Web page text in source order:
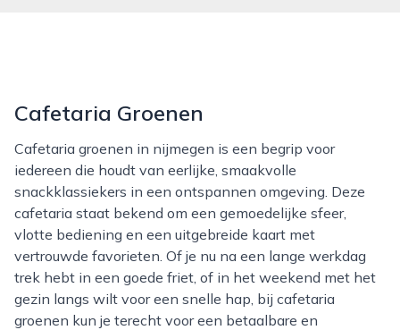
Cafetaria Groenen
Cafetaria groenen in nijmegen is een begrip voor
iedereen die houdt van eerlijke, smaakvolle
snackklassiekers in een ontspannen omgeving. Deze
cafetaria staat bekend om een gemoedelijke sfeer,
vlotte bediening en een uitgebreide kaart met
vertrouwde favorieten. Of je nu na een lange werkdag
trek hebt in een goede friet, of in het weekend met het
gezin langs wilt voor een snelle hap, bij cafetaria
groenen kun je terecht voor een betaalbare en